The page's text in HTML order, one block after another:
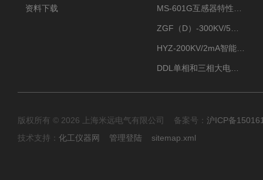
资料下载 MS-601G互感器特性综合测试仪
ZGF（D）-300KV/5mA直流高压发生器
HYZ-200KV/2mA智能型直流高压发生器
DDL单相和三相大电流发生器及配套负载装置
版权所有 © 2026 上海米远电气有限公司 备案号： 沪ICP备
技术支持： 化工仪器网 管理登陆 sitemap.xml